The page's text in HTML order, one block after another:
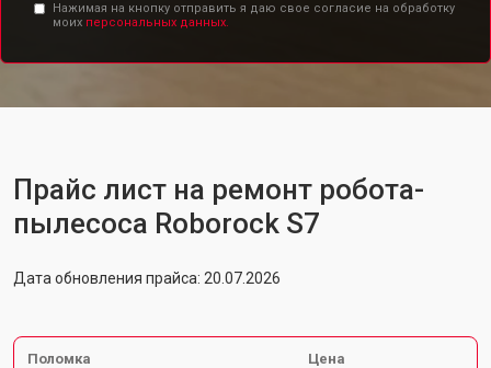
Нажимая на кнопку отправить я даю свое согласие на обработку
моих персональных данных.
Прайс лист на ремонт робота-
пылесоса Roborock S7
Дата обновления прайса: 20.07.2026
Поломка Цена